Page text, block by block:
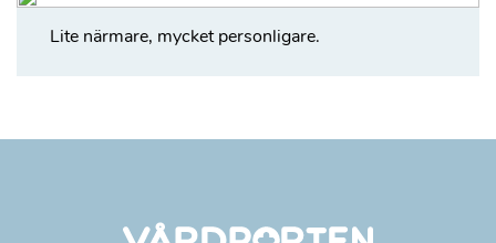
Lite närmare, mycket personligare.